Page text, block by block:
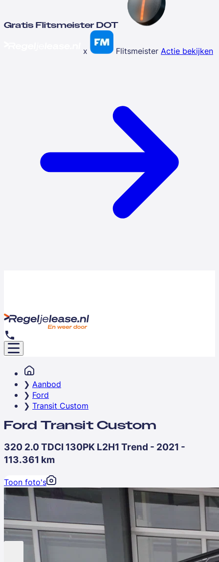
Gratis Flitsmeister DOT
x Flitsmeister Actie bekijken
Aanbod
Ford
Transit Custom
Ford Transit Custom
320 2.0 TDCI 130PK L2H1 Trend - 2021 -
113.361 km
Toon foto's